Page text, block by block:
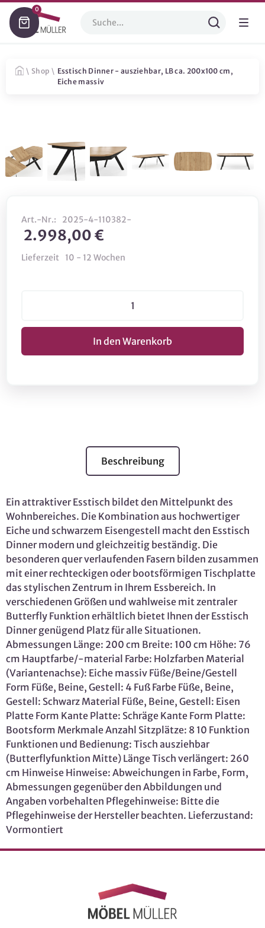
0
\ Shop \ Esstisch Dinner - ausziehbar, LB ca. 200x100 cm,
Eiche massiv
Art.-Nr.: 2025-4-110382-
2.998,00 €
Lieferzeit 10 - 12 Wochen
Beschreibung
Ein attraktiver Esstisch bildet den Mittelpunkt des
Wohnbereiches. Die Kombination aus hochwertiger
Eiche und schwarzem Eisengestell macht den Esstisch
Dinner modern und gleichzeitig beständig. Die
besonderen quer verlaufenden Fasern bilden zusammen
mit einer rechteckigen oder bootsförmigen Tischplatte
das stylischen Zentrum in Ihrem Essbereich. In
verschiedenen Größen und wahlweise mit zentraler
Butterfly Funktion erhältlich bietet Ihnen der Esstisch
Dinner genügend Platz für alle Situationen.
Abmessungen Länge: 200 cm Breite: 100 cm Höhe: 76
cm Hauptfarbe/-material Farbe: Holzfarben Material
(Variantenachse): Eiche massiv Füße/Beine/Gestell
Form Füße, Beine, Gestell: 4 Fuß Farbe Füße, Beine,
Gestell: Schwarz Material Füße, Beine, Gestell: Eisen
Platte Form Kante Platte: Schräge Kante Form Platte:
Bootsform Merkmale Anzahl Sitzplätze: 8 10 Funktion
Funktionen und Bedienung: Tisch ausziehbar
(Butterflyfunktion Mitte) Länge Tisch verlängert: 260
cm Hinweise Hinweise: Abweichungen in Farbe, Form,
Abmessungen gegenüber den Abbildungen und
Angaben vorbehalten Pflegehinweise: Bitte die
Pflegehinweise der Hersteller beachten. Lieferzustand:
Vormontiert